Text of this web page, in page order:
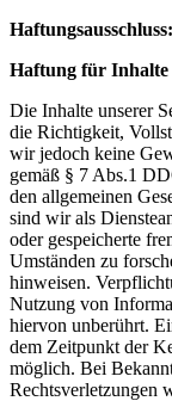
Haftungsausschluss:
Haftung für Inhalte
Die Inhalte unserer
die Richtigkeit,
wir jedoch keine
gemäß § 7 Abs.1
den allgemeinen
sind wir als
oder gespeicherte
Umständen zu
hinweisen.
Nutzung von
hiervon unberührt.
dem Zeitpunkt der
möglich. Bei
Rechtsverletzungen